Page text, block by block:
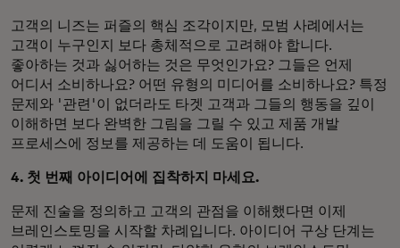
고객의 니즈는 퍼즐의 핵심 조각이지만, 모범 사례에서는
고객이 누구인지 보다 총체적으로 고려해야 합니다.
좋아하는 것과 싫어하는 것은 무엇인가요? 그들은 언제
어디서 소비하나요? 어떤 유형의 미디어를 소비하나요? 특정
문제와 '관련'이 없더라도 타겟 고객과 그들의 행동을 깊이
이해하면 보다 완벽한 그림을 그릴 수 있고 제품 개발
프로세스에 정보를 제공하는 데 도움이 됩니다.
4. 첫 번째 아이디어에 집착하지 마세요.
문제 진술을 정의하고 고객의 관점을 이해했다면 이제
브레인스토밍을 시작할 차례입니다. 아이디어 구상 단계는